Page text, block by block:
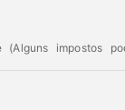
impostos